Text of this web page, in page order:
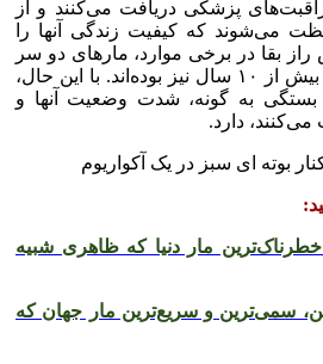
پزشکی دریافت می‌کنند و از
می‌شوند که کیفیت زندگی آنها را
بقا در برخی موارد، مار‌های دو سر
در اسارت قادر به زندگی بیش از ۱۰ سال نیز بوده‌اند. با این حال،
به گونه، شدت وضعیت آنها و
دارد.
خطرناک‌ترین مار دنیا که ظاهری شبیه
سمی‌ترین و سریع‌ترین مار جهان که